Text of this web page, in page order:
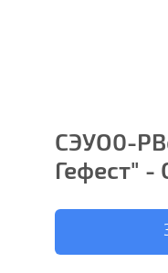
СЭУО0-
Гефест" -